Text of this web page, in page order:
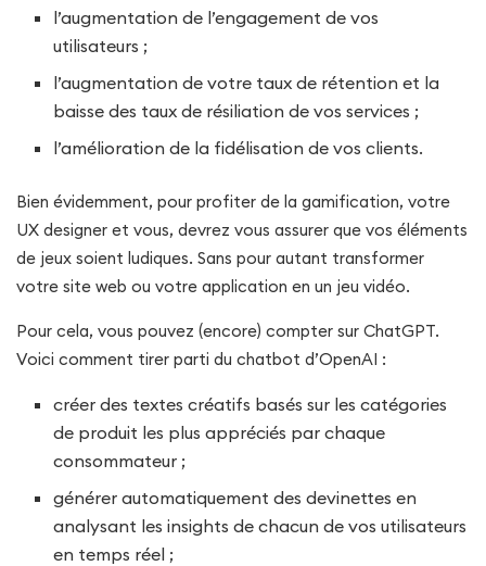
l’augmentation de l’engagement de vos
utilisateurs ;
l’augmentation de votre taux de rétention et la
baisse des taux de résiliation de vos services ;
l’amélioration de la fidélisation de vos clients.
Bien évidemment, pour profiter de la gamification, votre
UX designer et vous, devrez vous assurer que vos éléments
de jeux soient ludiques. Sans pour autant transformer
votre site web ou votre application en un jeu vidéo.
Pour cela, vous pouvez (encore) compter sur ChatGPT.
Voici comment tirer parti du chatbot d’OpenAI :
créer des textes créatifs basés sur les catégories
de produit les plus appréciés par chaque
consommateur ;
générer automatiquement des devinettes en
analysant les insights de chacun de vos utilisateurs
en temps réel ;